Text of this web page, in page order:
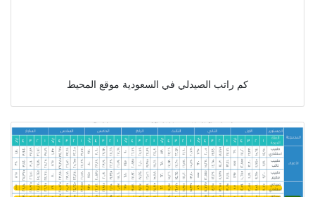
كم راتب الصيدلي في السعودية موقع المحيط